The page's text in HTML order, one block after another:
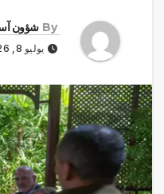
By شؤون
يوليو 8, 2026